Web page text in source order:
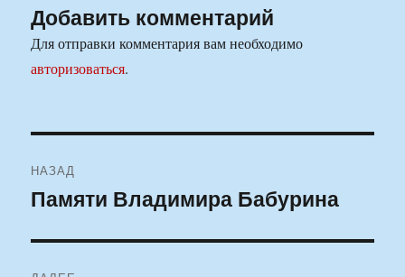
Добавить комментарий
Для отправки комментария вам необходимо
авторизоваться.
по
НАЗАД
Предыдущая
Памяти Владимира Бабурина